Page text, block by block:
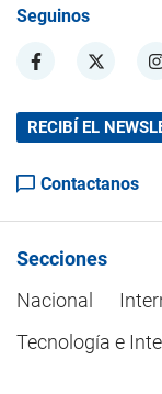
Seguinos
RECIBÍ EL
Contactanos
Secciones
Nacional
Tecnología e